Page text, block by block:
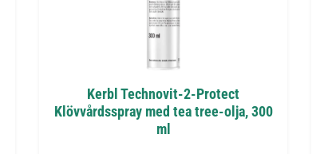
Kerbl Technovit-2-Protect
Klövvårdsspray med tea tree-olja, 300
ml